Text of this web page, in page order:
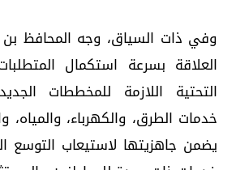
وفي ذات السياق، وجه المحافظ بن
العلاقة بسرعة استكمال
التحتية اللازمة للمخططات
خدمات الطرق، والكهرباء،
يضمن جاهزيتها لاستيعاب التوسع